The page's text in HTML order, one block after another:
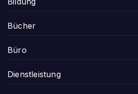
Bücher
Büro
Dienstleistung